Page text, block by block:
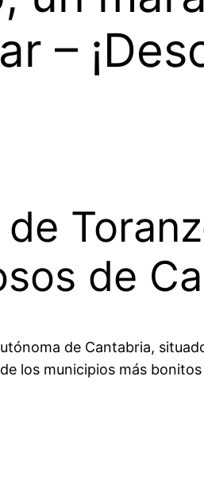
–
de
de Cantabria,
los municipios más